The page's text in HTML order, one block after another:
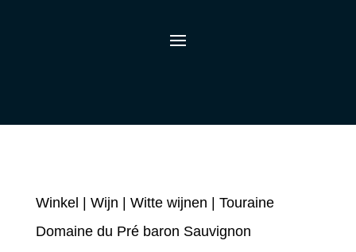
Winkel Wijn Witte wijnen | Touraine
Domaine du Pré baron Sauvignon